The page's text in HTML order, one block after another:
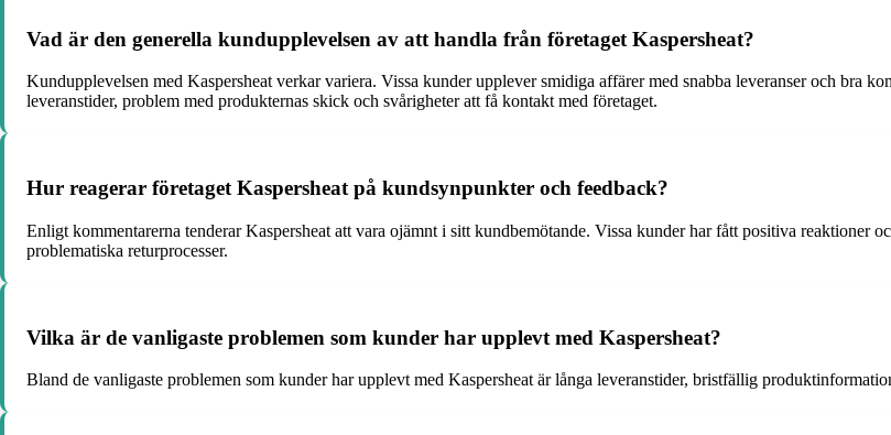
Vad är den generella kundupplevelsen av att handla från företaget Kaspersheat?
Kundupplevelsen med Kaspersheat verkar variera. Vissa kunder upplever smidiga affärer med snabba leveranser och bra
leveranstider, problem med produkternas skick och svårigheter att få kontakt med företaget.
Hur reagerar företaget Kaspersheat på kundsynpunkter och feedback?
Enligt kommentarerna tenderar Kaspersheat att vara ojämnt i sitt kundbemötande. Vissa kunder har fått positiva reaktioner
problematiska returprocesser.
Vilka är de vanligaste problemen som kunder har upplevt med Kaspersheat?
Bland de vanligaste problemen som kunder har upplevt med Kaspersheat är långa leveranstider, bristfällig